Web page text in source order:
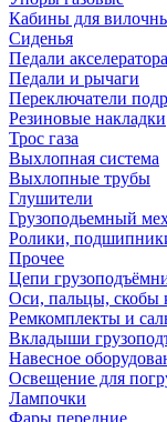
Кабины для
Сиденья
Педали акселератора
Педали и рычаги
Переключатели
Резиновые накладки
Трос газа
Выхлопная система
Выхлопные трубы
Глушители
Грузоподьемный
Ролики,
Прочее
Цепи
Оси, пальцы, скобы
Ремкомплекты и
Вкладыши
Навесное
Освещение для
Лампочки
Фары передние